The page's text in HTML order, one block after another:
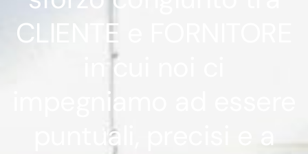
CLIENTE e FORNITORE
in cui noi ci
impegniamo ad essere
puntuali, precisi e a